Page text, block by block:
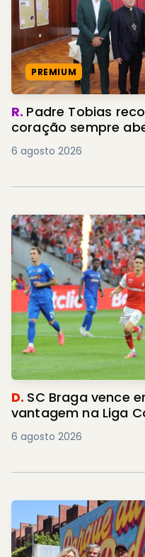
PREMIUM
R. Padre Tobias
coração sempre
6 agosto 2026
D. SC Braga vence
vantagem na Liga
6 agosto 2026